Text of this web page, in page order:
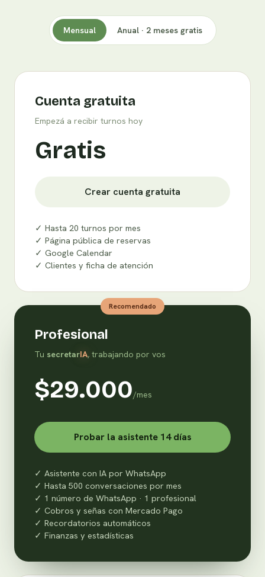
Mensual Anual · 2 meses gratis
Cuenta gratuita
Empezá a recibir turnos hoy
Gratis
Crear cuenta gratuita
✓ Hasta 20 turnos por mes
✓ Página pública de reservas
✓ Google Calendar
✓ Clientes y ficha de atención
Recomendado
Profesional
Tu secretarIA, trabajando por vos
$29.000/mes
Probar la asistente 14 días
✓ Asistente con IA por WhatsApp
✓ Hasta 500 conversaciones por mes
✓ 1 número de WhatsApp · 1 profesional
✓ Cobros y señas con Mercado Pago
✓ Recordatorios automáticos
✓ Finanzas y estadísticas